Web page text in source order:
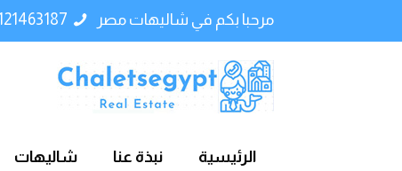
مرحبا بكم في شاليهات مصر
الرئيسية نبذة عنا شاليهات